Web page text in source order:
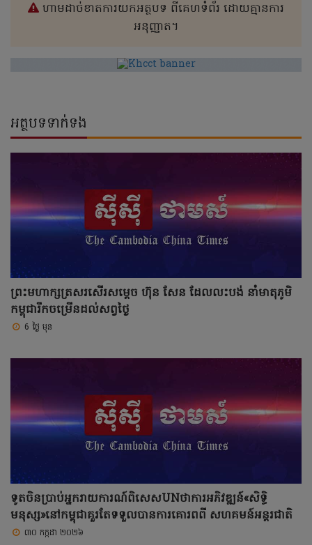
ហាមដាច់ខាតការយកអត្ថបទ ពីគេហទំព័រ ដោយគ្មានការ
អនុញ្ញាត។
អត្ថបទទាក់ទង
ព្រះមហាក្សត្រសរសើរសម្តេច ហ៊ុន សែន ដែលលះបង់ នាំមាតុភូមិ
កម្ពុជារីកចម្រើនដល់សព្វថ្ងៃ
6 ថ្ងៃ មុន
ទូតចិនប្រាប់អ្នករាយការណ៍ពិសេសUNថាការអភិវឌ្ឍន៍«សិទ្ធិ
មនុស្ស»នៅកម្ពុជាគួរតែទទួលបានការគោរពពី សហគមន៍អន្តរជាតិ
៣០ កក្កដា ២០២៦